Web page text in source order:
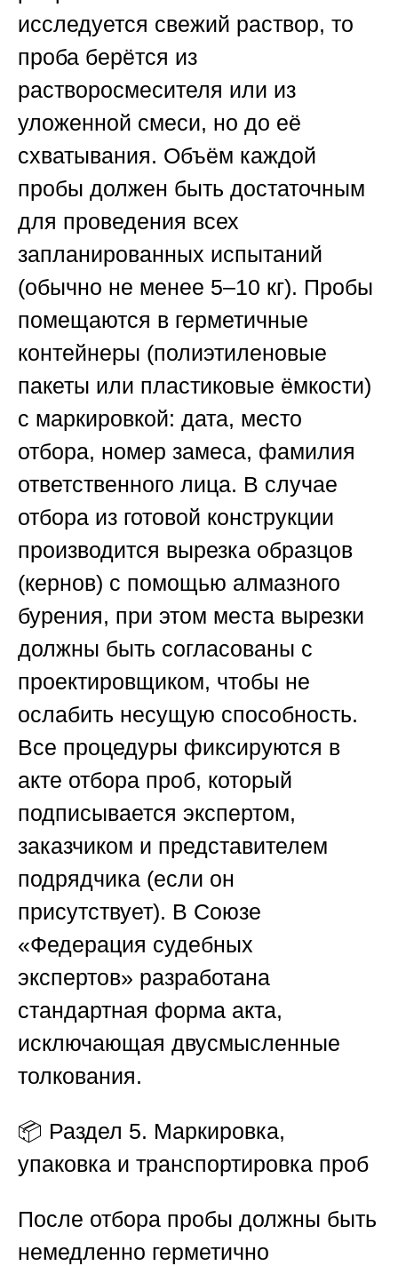
исследуется свежий раствор, то
проба берётся из
растворосмесителя или из
уложенной смеси, но до её
схватывания. Объём каждой
пробы должен быть достаточным
для проведения всех
запланированных испытаний
(обычно не менее 5–10 кг). Пробы
помещаются в герметичные
контейнеры (полиэтиленовые
пакеты или пластиковые ёмкости)
с маркировкой: дата, место
отбора, номер замеса, фамилия
ответственного лица. В случае
отбора из готовой конструкции
производится вырезка образцов
(кернов) с помощью алмазного
бурения, при этом места вырезки
должны быть согласованы с
проектировщиком, чтобы не
ослабить несущую способность.
Все процедуры фиксируются в
акте отбора проб, который
подписывается экспертом,
заказчиком и представителем
подрядчика (если он
присутствует). В Союзе
«Федерация судебных
экспертов» разработана
стандартная форма акта,
исключающая двусмысленные
толкования.
📦 Раздел 5. Маркировка,
упаковка и транспортировка проб
После отбора пробы должны быть
немедленно герметично